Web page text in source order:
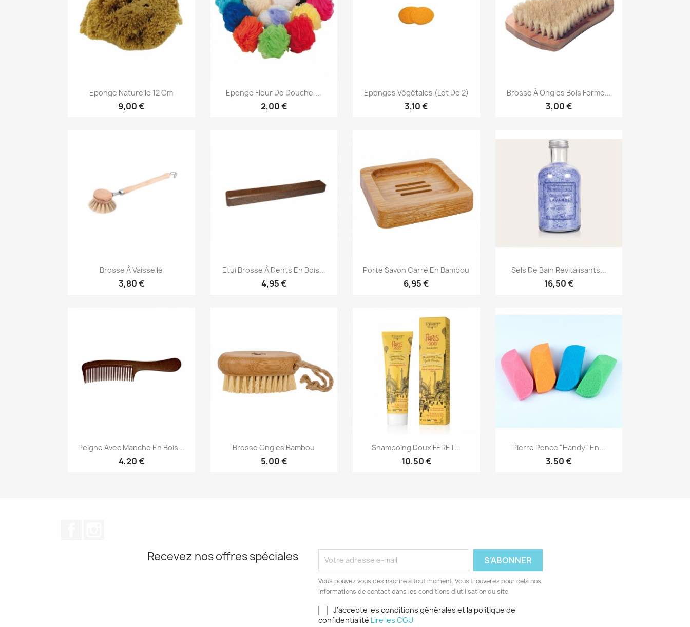
Aperçu rapide
Eponge Naturelle 12 Cm
9,00 €
Aperçu rapide
Eponge Fleur De Douche,...
2,00 €
Aperçu rapide
Eponges Végétales (lot De 2)
3,10 €
Aperçu rapide
Brosse À Ongles Bois Forme...
3,00 €
Aperçu rapide
Brosse À Vaisselle
3,80 €
Aperçu rapide
Etui Brosse À Dents En Bois...
4,95 €
Aperçu rapide
Porte Savon Carré En Bambou
6,95 €
Aperçu rapide
Sels De Bain Revitalisants...
16,50 €
Aperçu rapide
Peigne Avec Manche En Bois...
4,20 €
Aperçu rapide
Brosse Ongles Bambou
5,00 €
Aperçu rapide
Shampoing Doux FERET...
10,50 €
 Aperçu rapide
Pierre Ponce "Handy" En...
3,50 €
Recevez nos offres spéciales
Vous pouvez vous désinscrire à tout moment. Vous trouverez pour cela nos
informations de contact dans les conditions d'utilisation du site.
J'accepte les conditions générales et la politique de
confidentialité Lire les CGU